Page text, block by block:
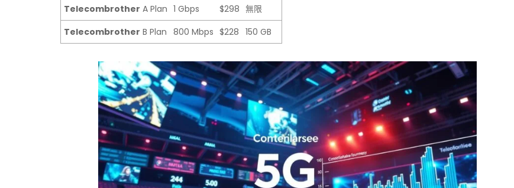
Telecombrother A Plan 1 Gbps $298 無限
Telecombrother B Plan 800 Mbps $228 150 GB